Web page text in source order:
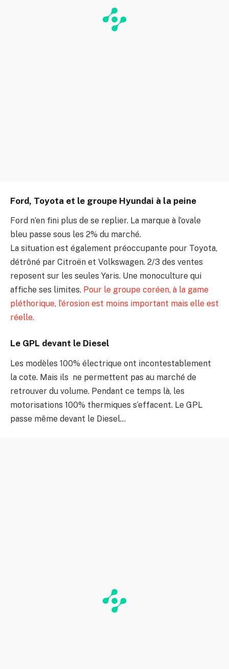
Ford, Toyota et le groupe Hyundai à la peine
Ford n’en fini plus de se replier. La marque à l’ovale
bleu passe sous les 2% du marché.
La situation est également préoccupante pour Toyota,
détrôné par Citroën et Volkswagen. 2/3 des ventes
reposent sur les seules Yaris. Une monoculture qui
affiche ses limites. Pour le groupe coréen, à la game
pléthorique, l’érosion est moins important mais elle est
réelle.
Le GPL devant le Diesel
Les modèles 100% électrique ont incontestablement
la cote. Mais ils ne permettent pas au marché de
retrouver du volume. Pendant ce temps là, les
motorisations 100% thermiques s’effacent. Le GPL
passe même devant le Diesel…